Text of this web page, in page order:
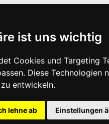
ist uns wichtig
Cookies und Targeting
Diese
entwickeln.
lehne ab Einstellungen